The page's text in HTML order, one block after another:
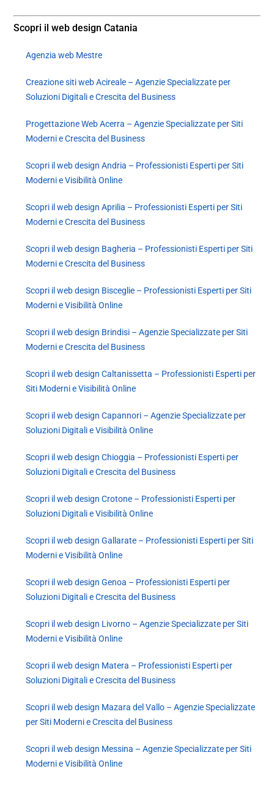
Scopri il web design Catania
Agenzia web Mestre
Creazione siti web Acireale – Agenzie Specializzate per
Soluzioni Digitali e Crescita del Business
Progettazione Web Acerra – Agenzie Specializzate per Siti
Moderni e Crescita del Business
Scopri il web design Andria – Professionisti Esperti per Siti
Moderni e Visibilità Online
Scopri il web design Aprilia – Professionisti Esperti per Siti
Moderni e Crescita del Business
Scopri il web design Bagheria – Professionisti Esperti per Siti
Moderni e Crescita del Business
Scopri il web design Bisceglie – Professionisti Esperti per Siti
Moderni e Visibilità Online
Scopri il web design Brindisi – Agenzie Specializzate per Siti
Moderni e Crescita del Business
Scopri il web design Caltanissetta – Professionisti Esperti per
Siti Moderni e Visibilità Online
Scopri il web design Capannori – Agenzie Specializzate per
Soluzioni Digitali e Visibilità Online
Scopri il web design Chioggia – Professionisti Esperti per
Soluzioni Digitali e Crescita del Business
Scopri il web design Crotone – Professionisti Esperti per
Soluzioni Digitali e Visibilità Online
Scopri il web design Gallarate – Professionisti Esperti per Siti
Moderni e Visibilità Online
Scopri il web design Genoa – Professionisti Esperti per
Soluzioni Digitali e Crescita del Business
Scopri il web design Livorno – Agenzie Specializzate per Siti
Moderni e Visibilità Online
Scopri il web design Matera – Professionisti Esperti per
Soluzioni Digitali e Crescita del Business
Scopri il web design Mazara del Vallo – Agenzie Specializzate
per Siti Moderni e Crescita del Business
Scopri il web design Messina – Agenzie Specializzate per Siti
Moderni e Visibilità Online